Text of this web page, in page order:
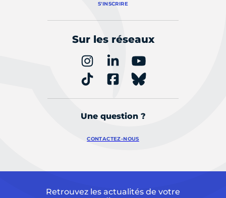
S'INSCRIRE
Sur les réseaux
Une question ?
CONTACTEZ-NOUS
Retrouvez les actualités de votre